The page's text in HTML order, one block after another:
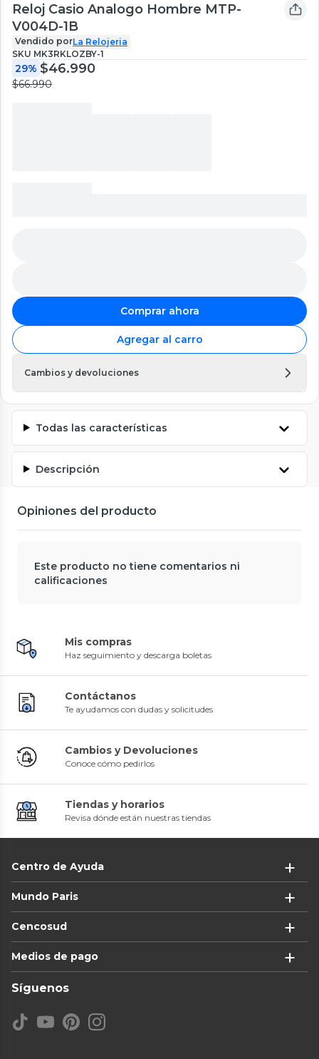
Reloj Casio Analogo Hombre MTP-
V004D-1B
Vendido porLa Relojeria
SKU MK3RKLOZBY-1
29% $46.990
$66.990
Comprar ahora
Agregar al carro
Cambios y devoluciones
Todas las características
Descripción
Opiniones del producto
Este producto no tiene comentarios ni
calificaciones
Mis compras
Haz seguimiento y descarga boletas
Contáctanos
Te ayudamos con dudas y solicitudes
Cambios y Devoluciones
Conoce cómo pedirlos
Tiendas y horarios
Revisa dónde están nuestras tiendas
Centro de Ayuda
Mundo Paris
Cencosud
Medios de pago
Síguenos